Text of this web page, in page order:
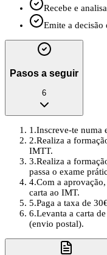
Recebe e
Emite a
Pasos a seguir
6
1.Inscreve-te numa
2.Realiza a
IMTT.
3.Realiza a
passa o exame
4.Com a
carta ao IMT.
5.Paga a taxa de
6.Levanta a carta
(envio postal).